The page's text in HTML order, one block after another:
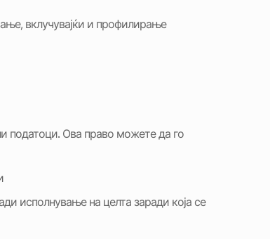
вклучувајќи и профилирање
податоци. Ова право можете да го
исполнување на целта заради која се